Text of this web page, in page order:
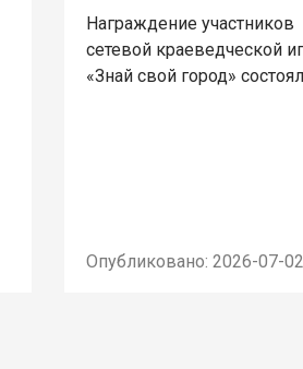
Награждение участников
сетевой краеведческой
«Знай свой город»
Опубликовано: 2026-07-02